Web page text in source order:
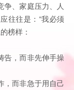
、家庭压力、人
往往是：“我必须
榜样：
告，而非先伸手操
，而非急于用自己